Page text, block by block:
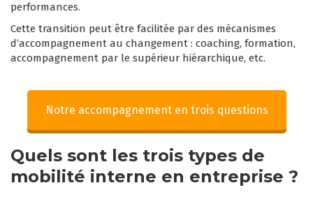
performances.
Cette transition peut être facilitée par des mécanismes
d’accompagnement au changement : coaching, formation,
accompagnement par le supérieur hiérarchique, etc.
Notre accompagnement en trois questions
Quels sont les trois types de
mobilité interne en entreprise ?